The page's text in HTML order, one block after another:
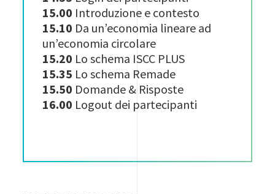
15.00 Introduzione e contesto
15.10 Da un’economia lineare ad
un’economia circolare
15.20 Lo schema ISCC PLUS
15.35 Lo schema Remade
15.50 Domande & Risposte
16.00 Logout dei partecipanti